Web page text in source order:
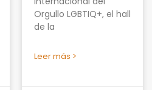
Orgullo LGBTIQ+, el hall
de la
Leer más >